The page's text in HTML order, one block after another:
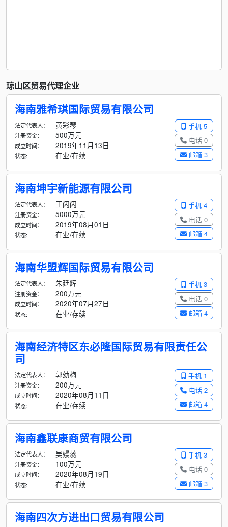
琼山区贸易代理企业
海南雅希琪国际贸易有限公司
手机 5
电话 0
邮箱 3
法定代表人： 黄彩琴
注册资金： 500万元
成立时间： 2019年11月13日
状态: 在业/存续
海南坤宇新能源有限公司
手机 4
电话 0
邮箱 4
法定代表人： 王闪闪
注册资金： 5000万元
成立时间： 2019年08月01日
状态: 在业/存续
海南华盟辉国际贸易有限公司
手机 3
电话 0
邮箱 4
法定代表人： 朱廷辉
注册资金： 200万元
成立时间： 2020年07月27日
状态: 在业/存续
海南经济特区东必隆国际贸易有限责任公
司
手机 1
电话 2
邮箱 4
法定代表人： 郭幼梅
注册资金： 200万元
成立时间： 2020年08月11日
状态: 在业/存续
海南鑫联康商贸有限公司
手机 3
电话 0
邮箱 3
法定代表人： 吴嫚蕊
注册资金： 100万元
成立时间： 2020年08月19日
状态: 在业/存续
海南四次方进出口贸易有限公司